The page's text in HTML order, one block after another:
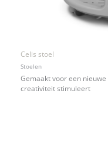
Celis stoel
Stoelen
Gemaakt voor een
creativiteit stimuleert